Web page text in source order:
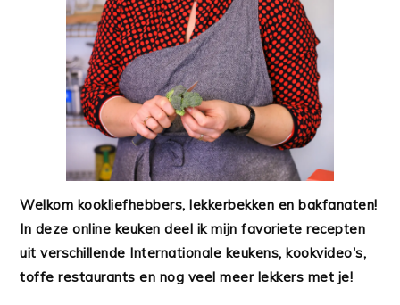
Welkom kookliefhebbers, lekkerbekken en bakfanaten!
In deze online keuken deel ik mijn favoriete recepten
uit verschillende Internationale keukens, kookvideo's,
toffe restaurants en nog veel meer lekkers met je!